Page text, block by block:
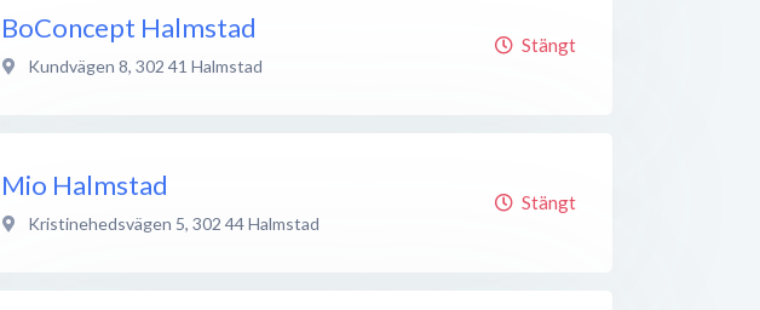
BoConcept Halmstad
Kundvägen 8, 302 41 Halmstad
Stängt
Mio Halmstad
Kristinehedsvägen 5, 302 44Halmstad
Stängt